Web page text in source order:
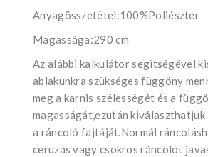
Anyagösszetétel:100%Poliészter
Magassága:290 cm
Az alábbi kalkulátor segìtségével
ablakunkra szükséges függöny
meg a karnis szélességét és a
magasságát,ezután
a ráncoló fajtáját.Normál
ceruzás vagy csokros ráncolót